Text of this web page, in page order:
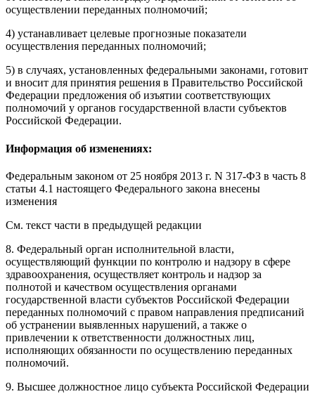
осуществлении переданных полномочий;
4) устанавливает целевые прогнозные показатели
осуществления переданных полномочий;
5) в случаях, установленных федеральными законами, готовит
и вносит для принятия решения в Правительство Российской
Федерации предложения об изъятии соответствующих
полномочий у органов государственной власти субъектов
Российской Федерации.
Информация об изменениях:
Федеральным законом от 25 ноября 2013 г. N 317-ФЗ в часть 8
статьи 4.1 настоящего Федерального закона внесены
изменения
См. текст части в предыдущей редакции
8. Федеральный орган исполнительной власти,
осуществляющий функции по контролю и надзору в сфере
здравоохранения, осуществляет контроль и надзор за
полнотой и качеством осуществления органами
государственной власти субъектов Российской Федерации
переданных полномочий с правом направления предписаний
об устранении выявленных нарушений, а также о
привлечении к ответственности должностных лиц,
исполняющих обязанности по осуществлению переданных
полномочий.
9. Высшее должностное лицо субъекта Российской Федерации